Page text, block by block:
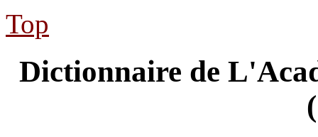
Top
Dictionnaire de